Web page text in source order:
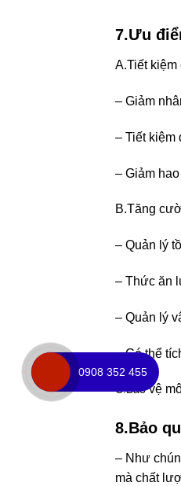
7.Ưu
A.Tiết kiệm
– Giảm
– Tiết kiệm
– Giảm
B.Tăng
– Quản lý
– Thức ăn
– Quản lý
– Có thể
C.Bảovệ
8.Bảo
– Như
mà chất
0908 352 455